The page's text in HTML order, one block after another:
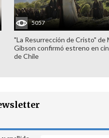
5057
"La Resurrección de Cristo" de
Gibson confirmó estreno en
de Chile